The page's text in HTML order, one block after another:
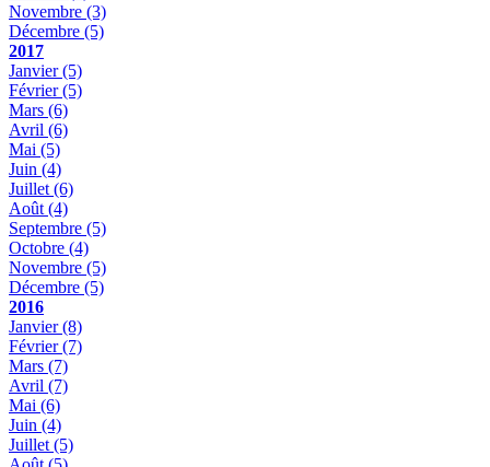
Novembre (3)
Décembre (5)
2017
Janvier(5)
Février(5)
Mars (6)
Avril (6)
Mai (5)
Juin (4)
Juillet (6)
Août (4)
Septembre (5)
Octobre (4)
Novembre (5)
Décembre (5)
2016
Janvier(8)
Février(7)
Mars (7)
Avril (7)
Mai (6)
Juin (4)
Juillet (5)